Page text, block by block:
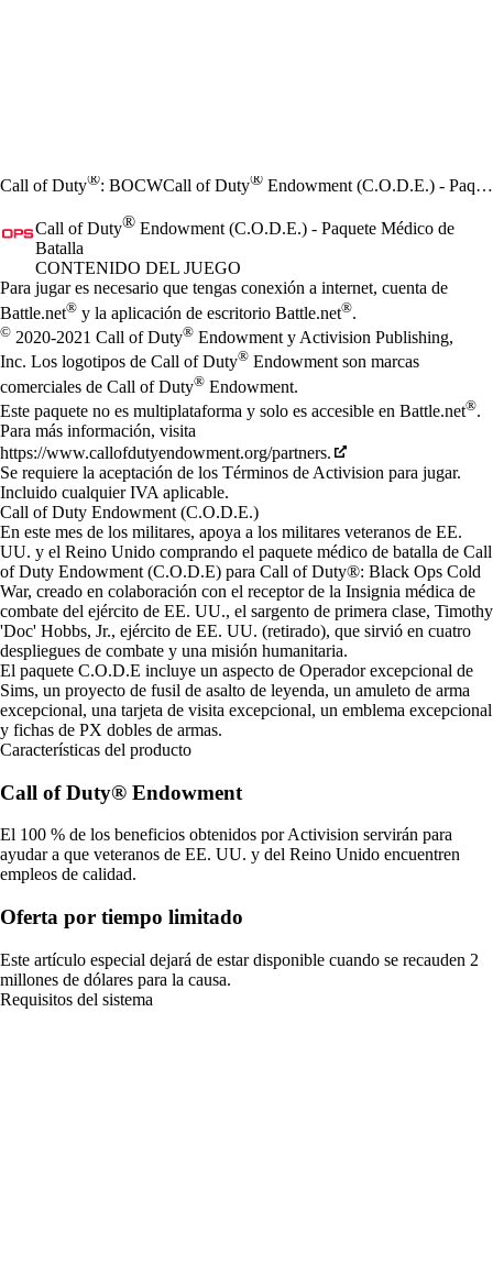
Call of Duty®: BOCWCall of Duty® Endowment (C.O.D.E.) - Paquete Médico de Batalla
Call of Duty® Endowment (C.O.D.E.) - Paquete Médico de
Batalla
CONTENIDO DEL JUEGO
Precio
Available actions
Para jugar es necesario que tengas conexión a internet, cuenta de
Battle.net® y la aplicación de escritorio Battle.net®.
© 2020-2021 Call of Duty® Endowment y Activision Publishing,
Inc. Los logotipos de Call of Duty® Endowment son marcas
comerciales de Call of Duty® Endowment.
Este paquete no es multiplataforma y solo es accesible en Battle.net®.
Para más información, visita
https://www.callofdutyendowment.org/partners.
Se requiere la aceptación de los Términos de Activision para jugar.
Incluido cualquier IVA aplicable.
Call of Duty Endowment (C.O.D.E.)
En este mes de los militares, apoya a los militares veteranos de EE.
UU. y el Reino Unido comprando el paquete médico de batalla de Call
of Duty Endowment (C.O.D.E) para Call of Duty®: Black Ops Cold
War, creado en colaboración con el receptor de la Insignia médica de
combate del ejército de EE. UU., el sargento de primera clase, Timothy
'Doc' Hobbs, Jr., ejército de EE. UU. (retirado), que sirvió en cuatro
despliegues de combate y una misión humanitaria.
El paquete C.O.D.E incluye un aspecto de Operador excepcional de
Sims, un proyecto de fusil de asalto de leyenda, un amuleto de arma
excepcional, una tarjeta de visita excepcional, un emblema excepcional
y fichas de PX dobles de armas.
Características del producto
Call of Duty® Endowment
El 100 % de los beneficios obtenidos por Activision servirán para
ayudar a que veteranos de EE. UU. y del Reino Unido encuentren
empleos de calidad.
Oferta por tiempo limitado
Este artículo especial dejará de estar disponible cuando se recauden 2
millones de dólares para la causa.
Requisitos del sistema